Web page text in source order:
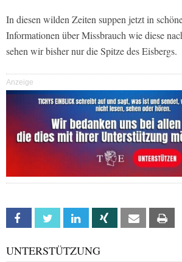
In diesen wilden Zeiten suppen jetzt in
Informationen über Missbrauch wie diese
sehen wir bisher nur die Spitze des Eisbergs.
Anzeige
Facebook Twitter Linkedin Xing Email
UNTERSTÜTZUNG